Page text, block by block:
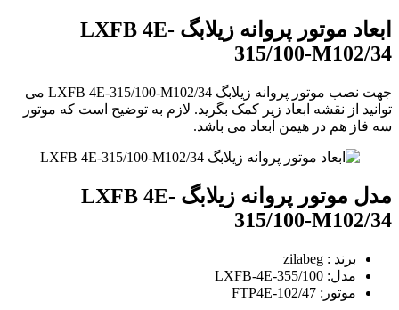
ابعاد موتور پروانه زیلابگ LXFB 4E-
315/100-M102/34
جهت نصب موتور پروانه زیلابگ LXFB 4E-315/100-M102/34 می
توانید از نقشه ابعاد زیر کمک بگرید. لازم به توضیح است که موتور
سه فاز هم در هیمن ابعاد می باشد.
مدل موتور پروانه زیلابگ LXFB 4E-
315/100-M102/34
برند : zilabeg
مدل: LXFB-4E-355/100
موتور: FTP4E-102/47